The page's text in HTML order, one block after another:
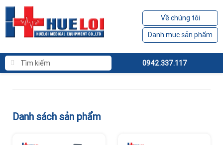
Về chúng tôi
Danh mục sản phẩm
0942.337.117
Danh sách sản phẩm